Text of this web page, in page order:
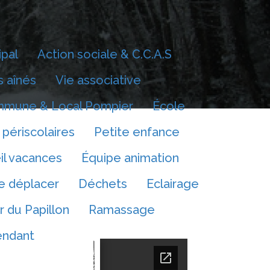
Action sociale & C.C.A.S
aînés
Vie associative
& Local Pompier
École
Petite enfance
vacances
Équipe animation
déplacer Déchets
Eclairage
du Papillon
Ramassage